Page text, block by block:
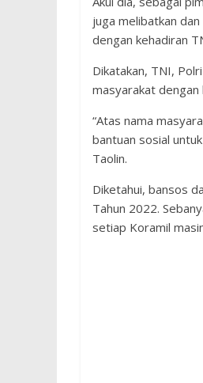
juga melibatkan
dengan kehadiran
Dikatakan, TNI,
masyarakat
“Atas nama
bantuan sosial
Taolin.
Diketahui, bansos
Tahun 2022.
setiap Koramil